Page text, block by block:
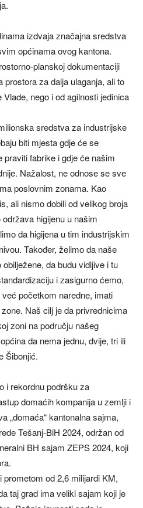
izdvaja značajna sredstva
općinama ovog kantona.
planskoj dokumentaciji
prostora za dalja ulaganja, ali to
nego i od agilnosti jedinica
sredstva za industrijske
biti mjesta gdje će se
fabrike i gdje će našim
Nažalost, ne odnose se sve
poslovnim zonama. Kao
ali nismo dobili od velikog broja
higijenu u našim
da higijena u tim industrijskim
Također, želimo da naše
da budu vidljive i tu
i zasigurno ćemo,
početkom naredne, imati
Naš cilj je da privrednicima
zoni na području našeg
da nema jednu, dvije, tri ili
Šibonjić.
i rekordnu podršku za
domaćih kompanija u zemlji i
„domaća“ kantonalna sajma,
Tešanj-BiH 2024, održan od
BH sajam ZEPS 2024, koji
prometom od 2,6 milijardi KM,
taj grad ima veliki sajam koji je